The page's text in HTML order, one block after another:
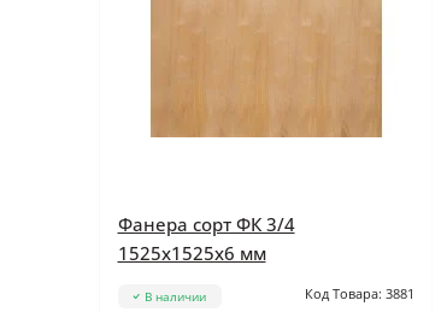
Фанера сорт ФК 3/4
1525x1525x6 мм
В наличии Код Товара: 3881